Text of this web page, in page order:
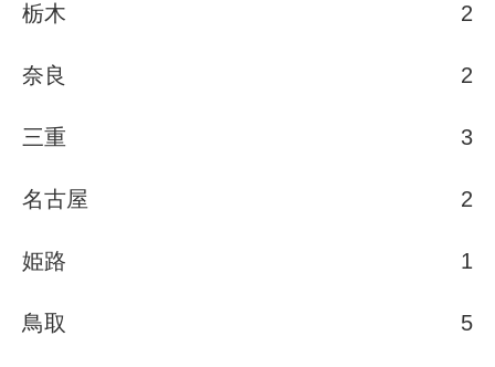
栃木 2
奈良 2
三重 3
名古屋 2
姫路 1
鳥取 5